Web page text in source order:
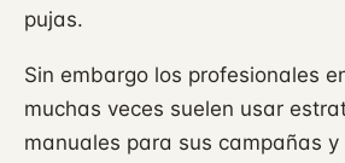
pujas.
Sin embargo los profesionales
muchas veces suelen usar
manuales para sus campañas